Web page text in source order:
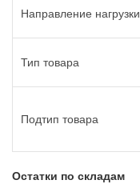
Направление нагрузки
Тип товара
Подтип товара
Остатки по складам